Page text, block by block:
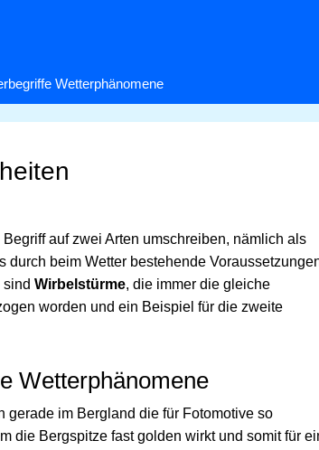
Wetterphänomene
auf zwei Arten umschreiben, nämlich als
beim Wetter bestehende
Wirbelstürme, die immer die gleiche
worden und ein Beispiel für die zweite
Wetterphänomene
gerade im Bergland die für Fotomotive so
die Bergspitze fast golden wirkt und somit für